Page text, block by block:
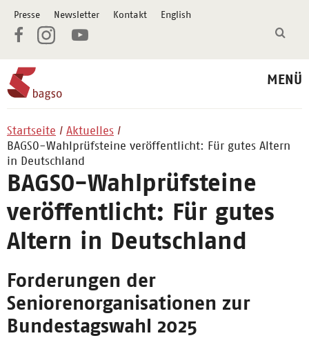
Presse Newsletter Kontakt English
MENÜ
Startseite
Aktuelles
BAGSO-Wahlprüfsteine veröffentlicht: Für gutes Altern
in Deutschland
BAGSO-Wahlprüfsteine
veröffentlicht: Für gutes
Altern in Deutschland
Forderungen der
Seniorenorganisationen zur
Bundestagswahl 2025